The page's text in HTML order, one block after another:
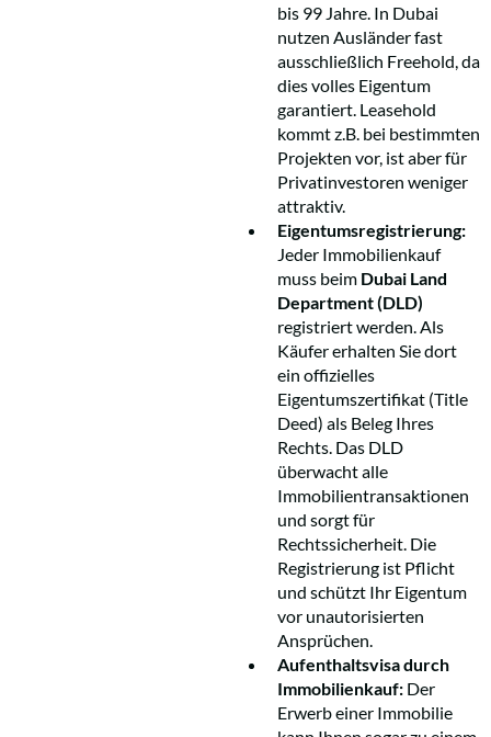
bis 99 Jahre. In Dubai
nutzen Ausländer fast
ausschließlich Freehold, da
dies volles Eigentum
garantiert. Leasehold
kommt z.B. bei bestimmten
Projekten vor, ist aber für
Privatinvestoren weniger
attraktiv.
Eigentumsregistrierung:
Jeder Immobilienkauf
muss beim Dubai Land
Department (DLD)
registriert werden. Als
Käufer erhalten Sie dort
ein offizielles
Eigentumszertifikat (Title
Deed) als Beleg Ihres
Rechts. Das DLD
überwacht alle
Immobilientransaktionen
und sorgt für
Rechtssicherheit. Die
Registrierung ist Pflicht
und schützt Ihr Eigentum
vor unautorisierten
Ansprüchen.
Aufenthaltsvisa durch
Immobilienkauf: Der
Erwerb einer Immobilie